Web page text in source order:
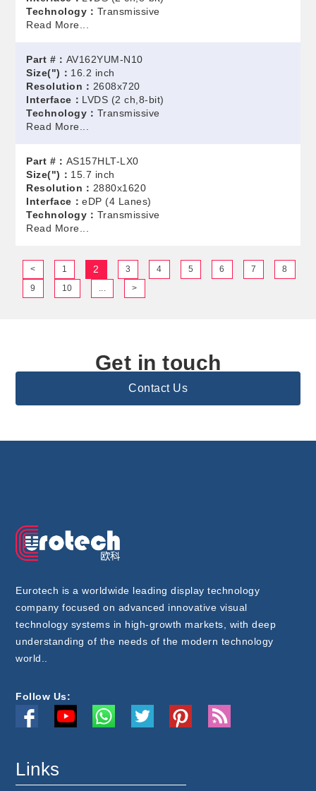
Technology： Transmissive
Read More...
Part #： AV162YUM-N10
Size(")： 16.2 inch
Resolution： 2608x720
Interface： LVDS (2 ch,8-bit)
Technology： Transmissive
Read More...
Part #： AS157HLT-LX0
Size(")： 15.7 inch
Resolution： 2880x1620
Interface：eDP (4 Lanes)
Technology： Transmissive
Read More...
< 1 2 3 4 5 6 7
8
9
10 ... >
Get in touch
Contact Us
Eurotech is a worldwide leading display technology
company focused on advanced innovative visual
technology systems in high-growth markets, with deep
understanding of the needs of the modern technology
world..
Follow Us:
Links